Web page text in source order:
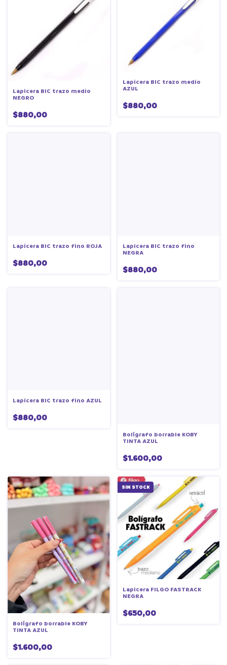
Lapicera BIC trazo medio
NEGRO
$880,00
Lapicera BIC trazo medio
AZUL
$880,00
Lapicera BIC trazo fino ROJA
$880,00
Lapicera BIC trazo fino
NEGRA
$880,00
Lapicera BIC trazo fino AZUL
$880,00
Bolígrafo borrable KOBY
TINTA AZUL
$1.600,00
Bolígrafo borrable KOBY
TINTA AZUL
$1.600,00
SIN STOCK
Lapicera FILGO FASTRACK
NEGRA
$650,00